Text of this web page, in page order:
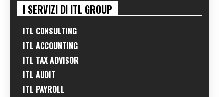
I SERVIZI DI ITL GROUP
ITL CONSULTING
ITL ACCOUNTING
ITL TAX ADVISOR
ITL AUDIT
ITL PAYROLL